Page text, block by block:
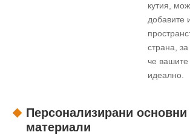
кутия,
добавите
страна, за
че вашите
идеално.
Персонализирани основни
материали